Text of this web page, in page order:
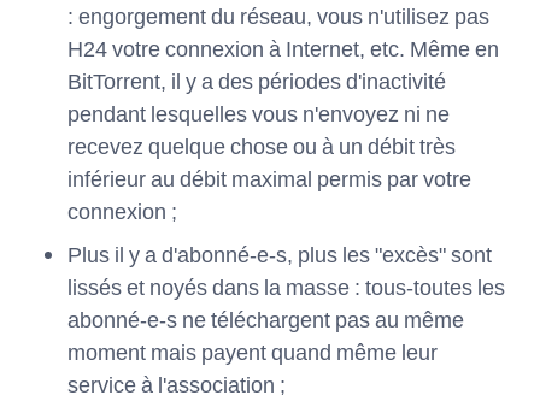
: engorgement du réseau, vous n'utilisez pas
H24 votre connexion à Internet, etc. Même en
BitTorrent, il y a des périodes d'inactivité
pendant lesquelles vous n'envoyez ni ne
recevez quelque chose ou à un débit très
inférieur au débit maximal permis par votre
connexion ;
Plus il y a d'abonné-e-s, plus les "excès" sont
lissés et noyés dans la masse : tous-toutes les
abonné-e-s ne téléchargent pas au même
moment mais payent quand même leur
service à l'association ;